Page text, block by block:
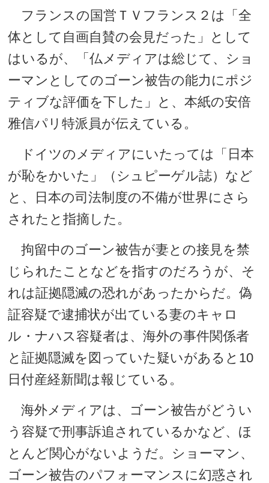
フランスの国営ＴＶフランス２は「全
体として自画自賛の会見だった」として
はいるが、「仏メディアは総じて、ショ
ーマンとしてのゴーン被告の能力にポジ
ティブな評価を下した」と、本紙の安倍
雅信パリ特派員が伝えている。
ドイツのメディアにいたっては「日本
が恥をかいた」（シュピーゲル誌）など
と、日本の司法制度の不備が世界にさら
されたと指摘した。
拘留中のゴーン被告が妻との接見を禁
じられたことなどを指すのだろうが、そ
れは証拠隠滅の恐れがあったからだ。偽
証容疑で逮捕状が出ている妻のキャロ
ル・ナハス容疑者は、海外の事件関係者
と証拠隠滅を図っていた疑いがあると10
日付産経新聞は報じている。
海外メディアは、ゴーン被告がどうい
う容疑で刑事訴追されているかなど、ほ
とんど関心がないようだ。ショーマン、
ゴーン被告のパフォーマンスに幻惑され